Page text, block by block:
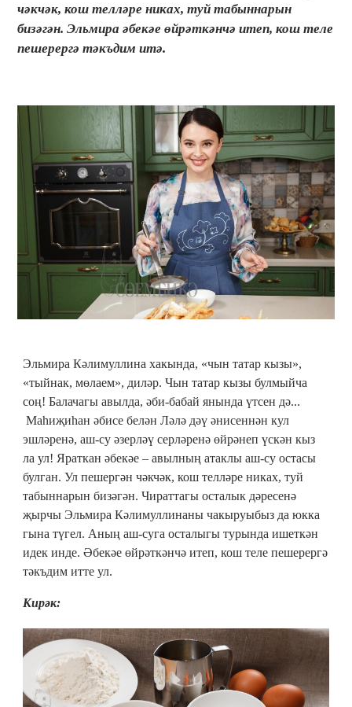
чәкчәк, кош телләре никах, туй табыннарын
бизәгән. Эльмира әбекәе өйрәткәнчә итеп, кош теле
пешерергә тәкъдим итә.
Эльмира Кәлимуллина хакында, «чын татар кызы»,
«тыйнак, мөлаем», диләр. Чын татар кызы булмыйча
соң! Балачагы авылда, әби-бабай янында үтсен дә...
Маһиҗиһан әбисе белән Ләлә дәү әнисеннән кул
эшләренә, аш-су әзерләү серләренә өйрәнеп үскән кыз
ла ул! Яраткан әбекәе – авылның атаклы аш-су остасы
булган. Ул пешергән чәкчәк, кош телләре никах, туй
табыннарын бизәгән. Чираттагы осталык дәресенә
җырчы Эльмира Кәлимуллинаны чакыруыбыз да юкка
гына түгел. Аның аш-суга осталыгы турында ишеткән
идек инде. Әбекәе өйрәткәнчә итеп, кош теле пешерергә
тәкъдим итте ул.
Кирәк: